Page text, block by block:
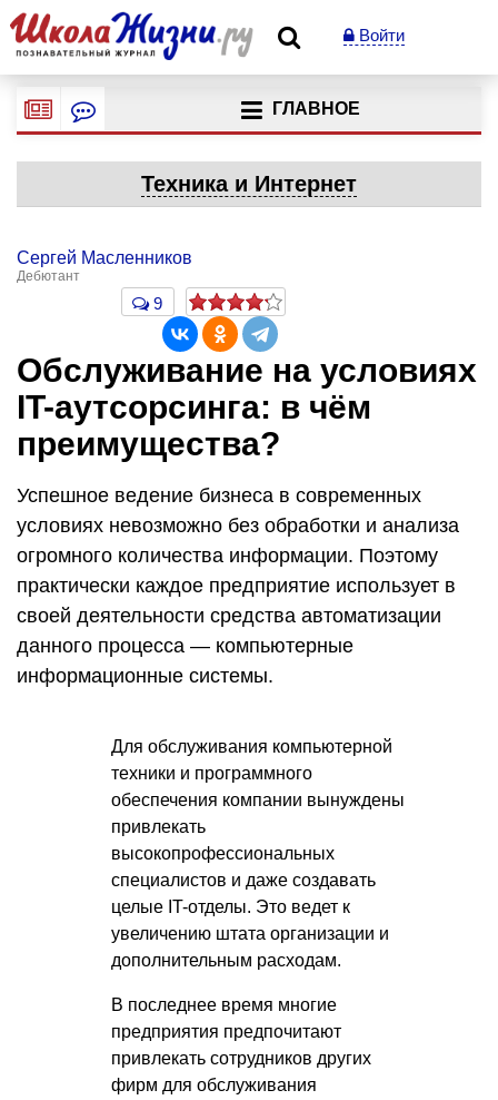
Войти
ГЛАВНОЕ
Техника и Интернет
Сергей Масленников
Дебютант
9
Обслуживание на условиях
IT-аутсорсинга: в чём
преимущества?
Успешное ведение бизнеса в современных
условиях невозможно без обработки и анализа
огромного количества информации. Поэтому
практически каждое предприятие использует в
своей деятельности средства автоматизации
данного процесса — компьютерные
информационные системы.
Для обслуживания компьютерной
техники и программного
обеспечения компании вынуждены
привлекать
высокопрофессиональных
специалистов и даже создавать
целые IT-отделы. Это ведет к
увеличению штата организации и
дополнительным расходам.
В последнее время многие
предприятия предпочитают
привлекать сотрудников других
фирм для обслуживания